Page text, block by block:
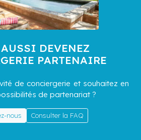
DEVENEZ
PARTENAIRE
de conciergerie et souhaitez en
de partenariat ?
nous Consulter la FAQ